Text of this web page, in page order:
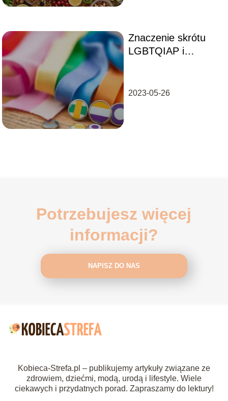
Znaczenie skrótu
LGBTQIAP i
pojęć
2023-05-26
Potrzebujesz więcej
informacji?
NAPISZ DO NAS
Kobieca-Strefa.pl – publikujemy artykuły związane ze
zdrowiem, dziećmi, modą, urodą i lifestyle. Wiele
ciekawych i przydatnych porad. Zapraszamy do lektury!